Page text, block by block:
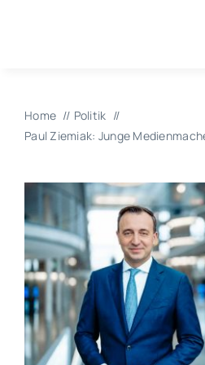
Home
Politik
Paul Ziemiak: Junge